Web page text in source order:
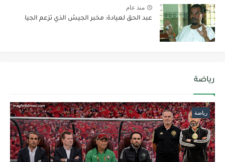
منذ عام
عبد الحق لعيادة: مخبر الجيش الذي تزعم الجيا
رياضة
رياضة